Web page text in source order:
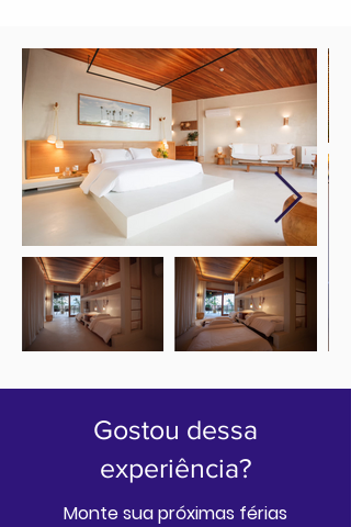
Gostou dessa
experiência?
Monte sua próximas férias